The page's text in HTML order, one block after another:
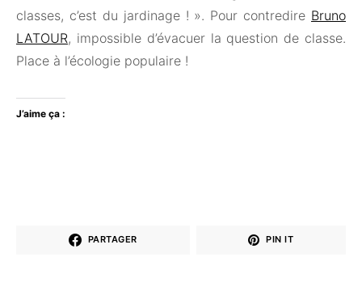
classes, c’est du jardinage ! ». Pour contredire Bruno
LATOUR, impossible d’évacuer la question de classe.
Place à l’écologie populaire !
J’aime ça :
PARTAGER PIN IT